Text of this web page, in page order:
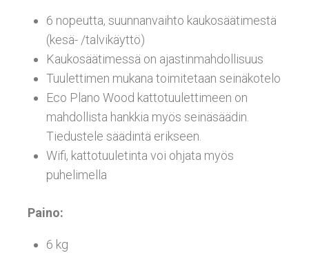
6 nopeutta, suunnanvaihto kaukosäätimestä
(kesä- /talvikäyttö)
Kaukosäätimessä on ajastinmahdollisuus
Tuulettimen mukana toimitetaan seinäkotelo
Eco Plano Wood kattotuulettimeen on
mahdollista hankkia myös seinäsäädin.
Tiedustele säädintä erikseen.
Wifi, kattotuuletinta voi ohjata myös
puhelimella
Paino:
6 kg